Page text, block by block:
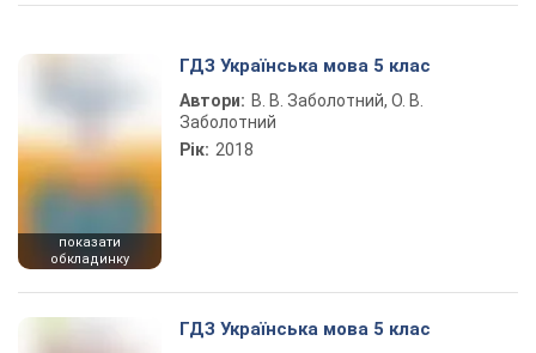
показати
обкладинку
ГДЗ Українська мова 5 клас
Автори: В. В. Заболотний, О. В.
Заболотний
Рік: 2018
ГДЗ Українська мова 5 клас